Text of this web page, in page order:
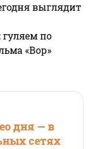
выглядит
гуляем по
«Вор»
дня — в
сетях